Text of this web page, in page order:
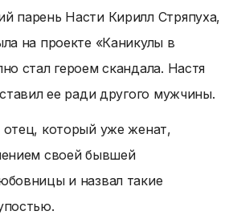
парень Насти Кирилл Стряпуха,
на проекте «Каникулы в
стал героем скандала. Настя
ее ради другого мужчины.
который уже женат,
своей бывшей
и назвал такие